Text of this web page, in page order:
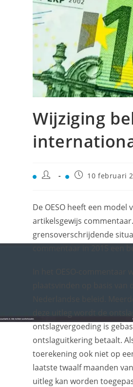
Wijziging
10 februari
De OESO heeft een
artikelsgewijs
grensoverschrijdende
commentaar in 2015 een
ontslagvergoeding is
ontslaguitkering betaalt.
toerekening ook niet op
laatste twaalf maanden
uitleg kan worden